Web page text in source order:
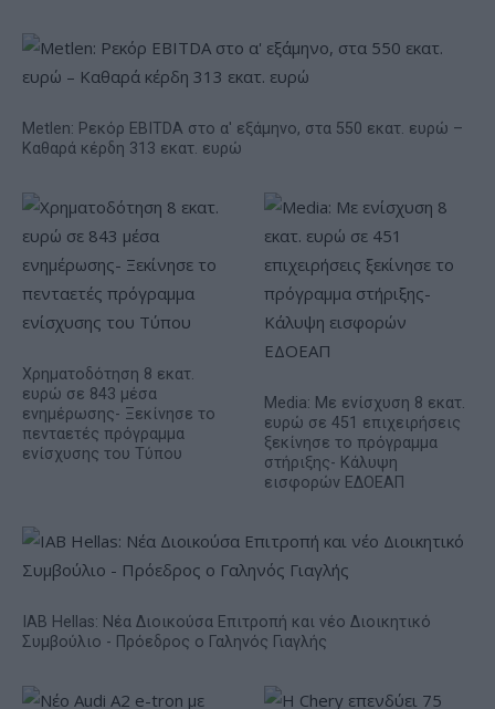
Metlen: Ρεκόρ EBITDA στο α' εξάμηνο, στα 550 εκατ. ευρώ –
Καθαρά κέρδη 313 εκατ. ευρώ
Χρηματοδότηση 8 εκατ.
ευρώ σε 843 μέσα
ενημέρωσης- Ξεκίνησε το
πενταετές πρόγραμμα
ενίσχυσης του Τύπου
Media: Με ενίσχυση 8 εκατ.
ευρώ σε 451 επιχειρήσεις
ξεκίνησε το πρόγραμμα
στήριξης- Κάλυψη
εισφορών ΕΔΟΕΑΠ
IAB Hellas: Νέα Διοικούσα Επιτροπή και νέο Διοικητικό
Συμβούλιο - Πρόεδρος ο Γαληνός Γιαγλής